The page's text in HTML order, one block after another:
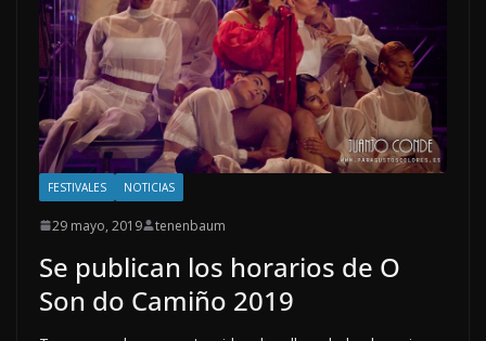
FESTIVALES NOTICIAS
29 mayo, 2019 tenenbaum
Se publican los horarios de O
Son do Camiño 2019